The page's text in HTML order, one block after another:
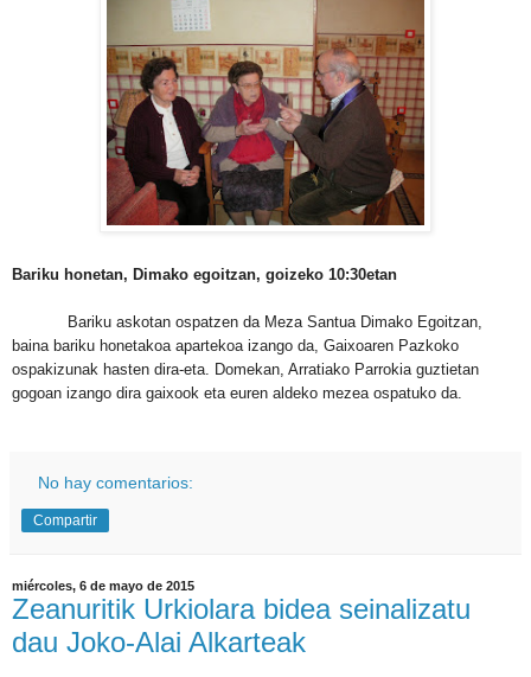
Bariku honetan, Dimako egoitzan, goizeko 10:30etan
Bariku askotan ospatzen da Meza Santua Dimako Egoitzan,
baina bariku honetakoa apartekoa izango da, Gaixoaren Pazkoko
ospakizunak hasten dira-eta. Domekan, Arratiako Parrokia guztietan
gogoan izango dira gaixook eta euren aldeko mezea ospatuko da.
No hay comentarios:
Compartir
miércoles, 6 de mayo de 2015
Zeanuritik Urkiolara bidea seinalizatu
dau Joko-Alai Alkarteak